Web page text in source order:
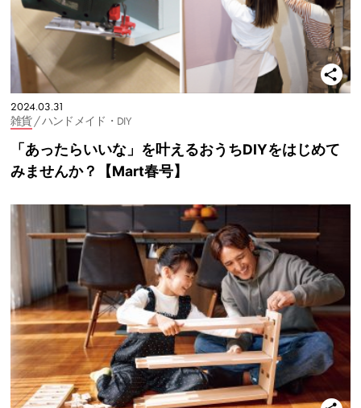
2024.03.31
雑貨/ ハンドメイド・DIY
「あったらいいな」を叶えるおうちDIYをはじめて
みませんか？【Mart春号】